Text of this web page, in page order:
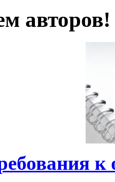
авторов!
к